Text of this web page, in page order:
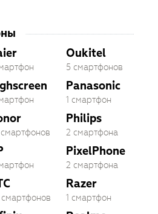
Oukitel
5 смартфонов
Panasonic
1 смартфон
Philips
2 смартфона
PixelPhone
2 смартфона
Razer
1 смартфон